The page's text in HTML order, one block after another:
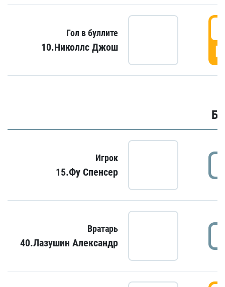
Гол в буллите
10.Николлс Джош
Игрок
15.Фу Спенсер
Вратарь
40.Лазушин Александр